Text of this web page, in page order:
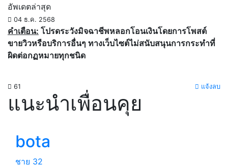
อัพเดตล่าสุด
04 ธ.ค. 2568
คำเตือน: โปรดระวังมิจฉาชีพหลอกโอนเงินโดยการโพสต์
ขายวิวหรือบริการอื่นๆ ทางเว็บไซต์ไม่สนับสนุนการกระทำที่
ผิดต่อกฏหมายทุกชนิด
61 แจ้งลบ
แนะนำเพื่อนคุย
bota
ชาย 32